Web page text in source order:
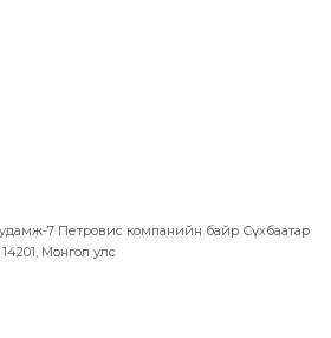
7 Петровис компанийн байр Сүхбаатар
Монгол улс